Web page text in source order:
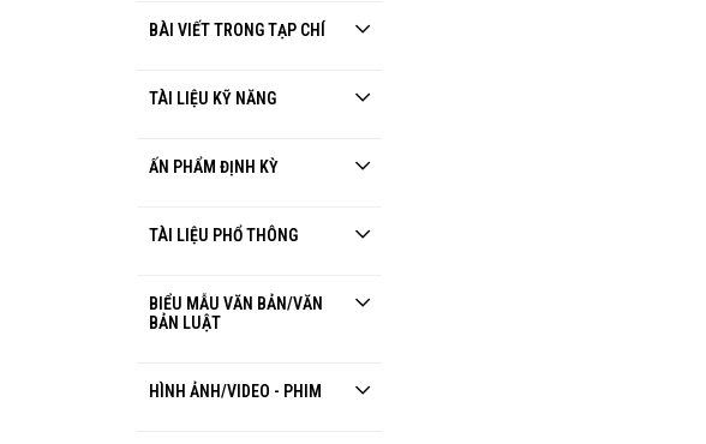
BÀI VIẾT TRONG TẠP CHÍ
TÀI LIỆU KỸ NĂNG
ẤN PHẨM ĐỊNH KỲ
TÀI LIỆU PHỔ THÔNG
BIỂU MẪU VĂN BẢN/VĂN
BẢN LUẬT
HÌNH ẢNH/VIDEO - PHIM